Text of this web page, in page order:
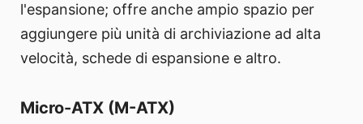
l'espansione; offre anche ampio spazio per
aggiungere più unità di archiviazione ad alta
velocità, schede di espansione e altro.
Micro-ATX (M-ATX)